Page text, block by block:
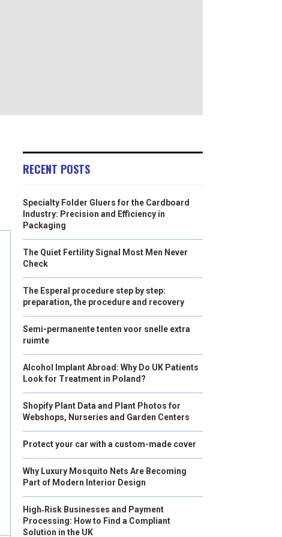
RECENT POSTS
Specialty Folder Gluers for the Cardboard
Industry: Precision and Efficiency in
Packaging
The Quiet Fertility Signal Most Men Never
Check
The Esperal procedure step by step:
preparation, the procedure and recovery
Semi-permanente tenten voor snelle extra
ruimte
Alcohol Implant Abroad: Why Do UK Patients
Look for Treatment in Poland?
Shopify Plant Data and Plant Photos for
Webshops, Nurseries and Garden Centers
Protect your car with a custom-made cover
Why Luxury Mosquito Nets Are Becoming
Part of Modern Interior Design
High‑Risk Businesses and Payment
Processing: How to Find a Compliant
Solution in the UK